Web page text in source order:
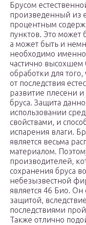
Брусом
произведенный из
процентным
пунктов. Это может
а может быть и
необходимо
частично высохшем
обработки для
от последствия
развитие плесени
бруса. Защита
использовании
свойствами, и
испарения влаги.
является весьма
материалом.
производителей,
сохранения бруса
небезызвестной
является 46 Био.
защитой,
последствиями
Также отлично